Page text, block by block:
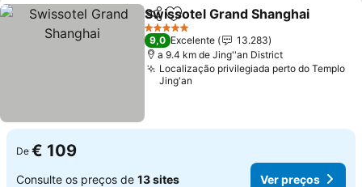
PartilharAdicionar aos favoritos
Swissotel Grand Shanghai
5 Estrelas
9,0 Excelente
13.283
a 9.4 km de Jing''an District
Localização privilegiada perto do Templo
Jing'an
De € 109
Consulte os preços de 13 sites Ver preços